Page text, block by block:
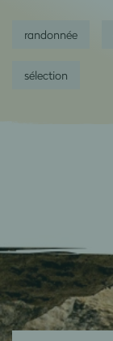
randonnée
sélection